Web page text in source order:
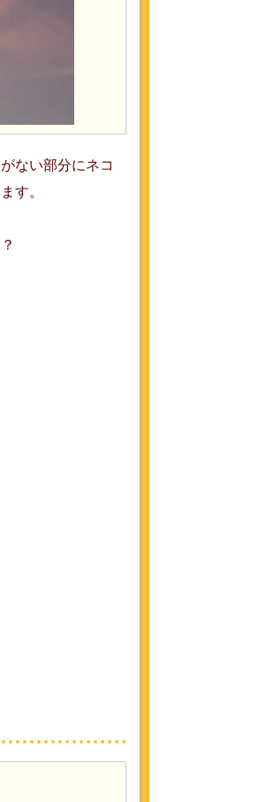
ない部分にネコ
す。